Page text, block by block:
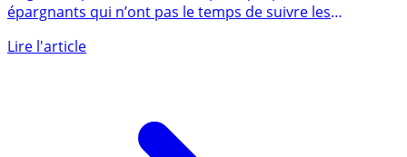
épargnants qui n’ont pas le temps de suivre les